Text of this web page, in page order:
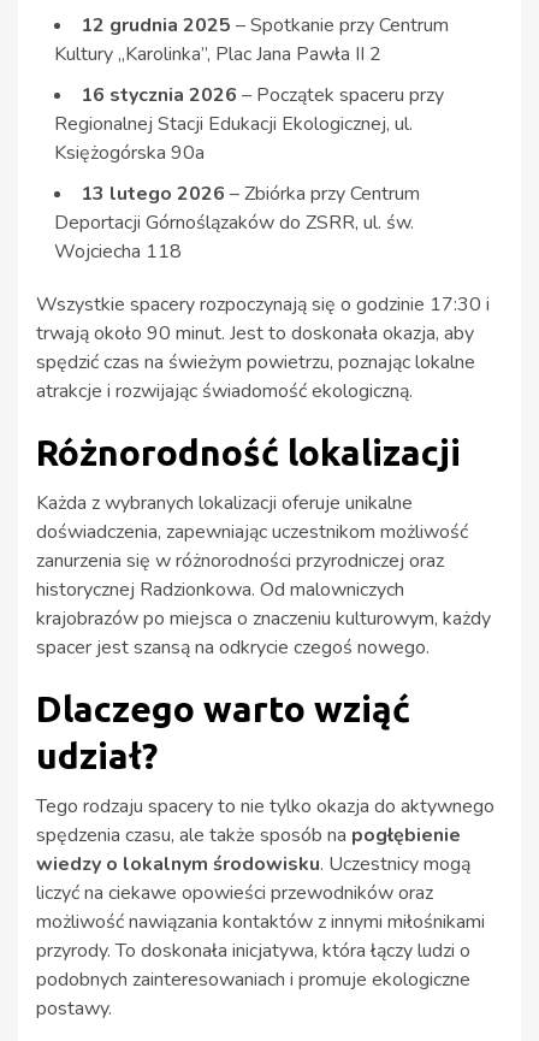
12 grudnia 2025 – Spotkanie przy Centrum
Kultury „Karolinka”, Plac Jana Pawła II 2
16 stycznia 2026 – Początek spaceru przy
Regionalnej Stacji Edukacji Ekologicznej, ul.
Księżogórska 90a
13 lutego 2026 – Zbiórka przy Centrum
Deportacji Górnoślązaków do ZSRR, ul. św.
Wojciecha 118
Wszystkie spacery rozpoczynają się o godzinie 17:30 i
trwają około 90 minut. Jest to doskonała okazja, aby
spędzić czas na świeżym powietrzu, poznając lokalne
atrakcje i rozwijając świadomość ekologiczną.
Różnorodność lokalizacji
Każda z wybranych lokalizacji oferuje unikalne
doświadczenia, zapewniając uczestnikom możliwość
zanurzenia się w różnorodności przyrodniczej oraz
historycznej Radzionkowa. Od malowniczych
krajobrazów po miejsca o znaczeniu kulturowym, każdy
spacer jest szansą na odkrycie czegoś nowego.
Dlaczego warto wziąć
udział?
Tego rodzaju spacery to nie tylko okazja do aktywnego
spędzenia czasu, ale także sposób na pogłębienie
wiedzy o lokalnym środowisku. Uczestnicy mogą
liczyć na ciekawe opowieści przewodników oraz
możliwość nawiązania kontaktów z innymi miłośnikami
przyrody. To doskonała inicjatywa, która łączy ludzi o
podobnych zainteresowaniach i promuje ekologiczne
postawy.